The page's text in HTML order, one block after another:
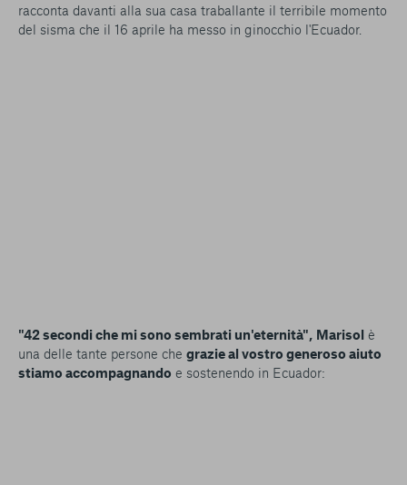
racconta davanti alla sua casa traballante il terribile momento
del sisma che il 16 aprile ha messo in ginocchio l'Ecuador.
"42 secondi che mi sono sembrati un'eternità", Marisol è
una delle tante persone che grazie al vostro generoso aiuto
stiamo accompagnando e sostenendo in Ecuador: